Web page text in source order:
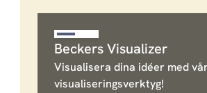
Beckers Visualizer
Visualisera dina idéer med
visualiseringsverktyg!